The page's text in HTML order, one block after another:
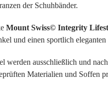
der Schuhbänder.
Mount Swiss© Integrity
und einen sportlich
werden ausschließlich und
Materialien und Soffen